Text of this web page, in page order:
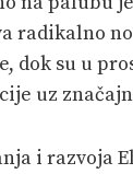
radikalno
dok su u
uz
i razvoja